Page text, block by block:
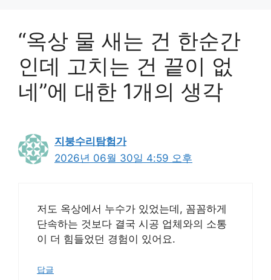
“옥상 물 새는 건 한순간
인데 고치는 건 끝이 없
네”에 대한 1개의 생각
지붕수리탐험가
2026년 06월 30일 4:59 오후
저도 옥상에서 누수가 있었는데, 꼼꼼하게
단속하는 것보다 결국 시공 업체와의 소통
이 더 힘들었던 경험이 있어요.
답글